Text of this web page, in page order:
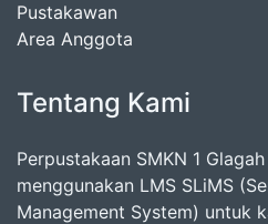
Pustakawan
Area Anggota
Tentang Kami
Perpustakaan SMKN 1
menggunakan LMS SLiMS
Management System) untuk